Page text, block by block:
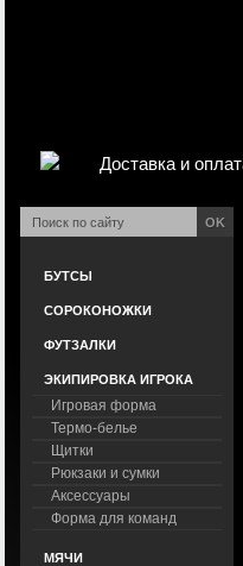
Доставка и
OK
БУТСЫ
СОРОКОНОЖКИ
ФУТЗАЛКИ
ЭКИПИРОВКА ИГРОКА
Игровая форма
Термо-белье
Щитки
Рюкзаки и сумки
Аксессуары
Форма для команд
МЯЧИ